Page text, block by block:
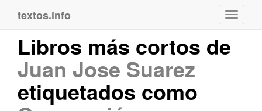
textos.info
Libros más cortos de
Juan Jose Suarez
etiquetados como